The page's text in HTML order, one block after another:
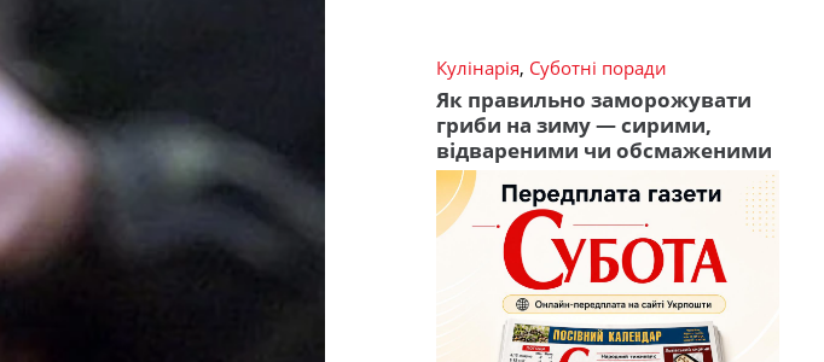
Кулінарія, Суботні поради
Як правильно заморожувати
гриби на зиму — сирими,
відвареними чи обсмаженими